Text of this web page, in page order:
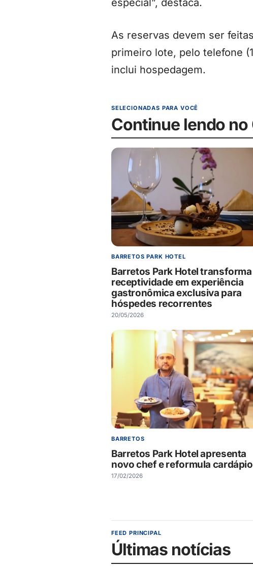
As reservas devem ser
primeiro lote, pelo telefone
inclui hospedagem.
SELECIONADAS PARA VOCÊ
Continue lendo no
BARRETOS PARK HOTEL
Barretos Park Hotel transforma
receptividade em experiência
gastronômica exclusiva para
hóspedes recorrentes
20/05/2026
BARRETOS
Barretos Park Hotel apresenta
novo chef e reformula
17/02/2026
FEED PRINCIPAL
Últimas notícias